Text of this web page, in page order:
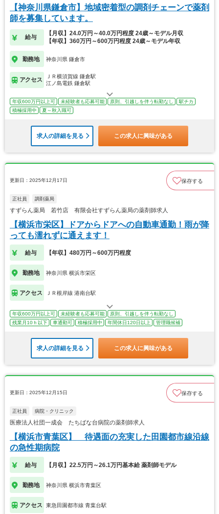
【神奈川県鎌倉市】地域密着型の調剤チェーンで薬剤
師を募集しています。
給与
【月収】24.0万円～40.0万円程度 24歳～モデル月収
【年収】360万円～600万円程度 24歳～モデル年収
勤務地 神奈川県 鎌倉市
アクセス
ＪＲ横須賀線 鎌倉駅
江ノ島電鉄 鎌倉駅
年収600万円以上可 未経験者も応募可能 原則、引越しを伴う転勤なし
駅チカ
積極採用中
夏～秋入職可
求人の詳細を見る この求人に興味がある
更新日：2025年12月17日 保存する
正社員 調剤薬局
すずらん薬局 若竹店 有限会社すずらん薬局の薬剤師求人
【横浜市栄区】ドアからドアへの自動車通勤！雨が降
っても濡れずに通えます！
給与 【年収】480万円～600万円程度
勤務地 神奈川県 横浜市栄区
アクセス ＪＲ根岸線 港南台駅
年収600万円以上可 未経験者も応募可能
原則、引越しを伴う転勤なし
残業月10ｈ以下
車通勤可 積極採用中 年間休日120日以上 管理職候補
求人の詳細を見る この求人に興味がある
更新日：2025年12月15日 保存する
正社員 病院・クリニック
医療法人社団一成会 たちばな台病院の薬剤師求人
【横浜市青葉区】 待遇面の充実した田園都市線沿線
の急性期病院
給与 【月収】22.5万円～26.1万円基本給 薬剤師モデル
勤務地 神奈川県 横浜市青葉区
アクセス 東急田園都市線 青葉台駅